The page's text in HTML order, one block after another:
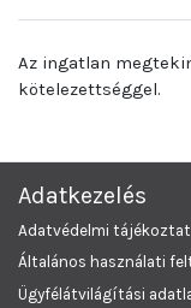
Az ingatlan
kötelezettséggel.
Adatkezelés
Adatvédelmi
Általános használati
Ügyfélátvilágítási